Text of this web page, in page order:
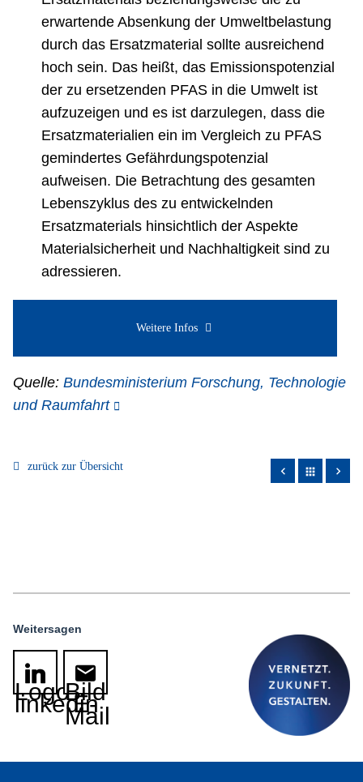
erwartende Absenkung der Umweltbelastung
durch das Ersatzmaterial sollte ausreichend
hoch sein. Das heißt, das Emissionspotenzial
der zu ersetzenden PFAS in die Umwelt ist
aufzuzeigen und es ist darzulegen, dass die
Ersatzmaterialien ein im Vergleich zu PFAS
gemindertes Gefährdungspotenzial
aufweisen. Die Betrachtung des gesamten
Lebenszyklus des zu entwickelnden
Ersatzmaterials hinsichtlich der Aspekte
Materialsicherheit und Nachhaltigkeit sind zu
adressieren.
Weitere Infos
Quelle: Bundesministerium Forschung, Technologie
und Raumfahrt
zurück zur Übersicht apps
Weitersagen
Logo
linkedin
Bild
E-
Mail